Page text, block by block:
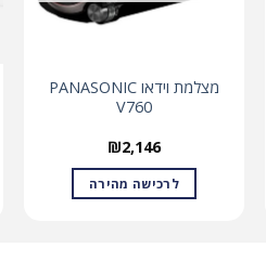
מצלמת וידאו PANASONIC
V760
₪2,146
לרכישה מהירה